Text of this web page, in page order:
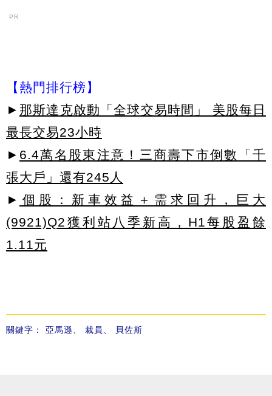
PR
【熱門排行榜】
► 那斯達克啟動「全球交易時間」 美股每日
最長交易23小時
► 6.4萬名股東注意！三商壽下市倒數「千
張大戶」還有245人
► 個股：新車效益＋需求回升，巨大
(9921)Q2獲利站八季新高，H1每股盈餘
1.11元
關鍵字： 亞馬遜 裁員 貝佐斯